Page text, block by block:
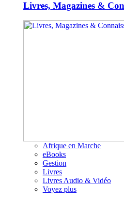
Livres, Magazines &
Afrique en Marche
eBooks
Gestion
Livres
Livres Audio & Vidéo
Voyez plus